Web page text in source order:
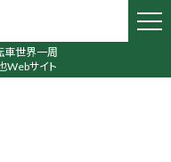
車世界一周
Webサイト